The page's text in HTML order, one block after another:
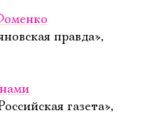
правда»,
газета»,